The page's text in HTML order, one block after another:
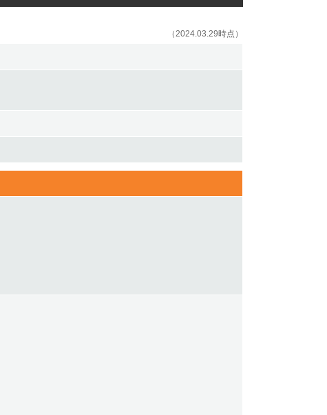
（2024.03.29時点）